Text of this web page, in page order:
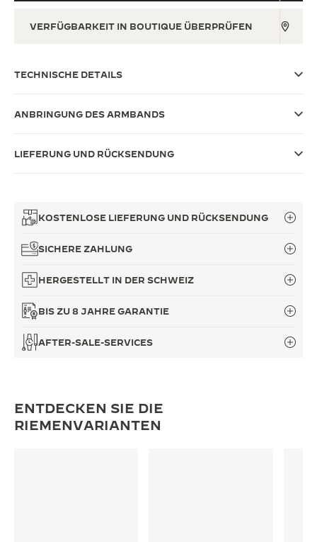
THE SOUND MAKER
THE PRECISION PIONEER
ALLE VERANSTALTUNGEN ANZEIGEN
VERFÜGBARKEIT IN BOUTIQUE ÜBERPRÜFEN
TECHNISCHE DETAILS
ANBRINGUNG DES ARMBANDS
LIEFERUNG UND RÜCKSENDUNG
KOSTENLOSE LIEFERUNG UND RÜCKSENDUNG
SICHERE ZAHLUNG
HERGESTELLT IN DER SCHWEIZ
BIS ZU 8 JAHRE GARANTIE
AFTER-SALE-SERVICES
ENTDECKEN SIE DIE
RIEMENVARIANTEN